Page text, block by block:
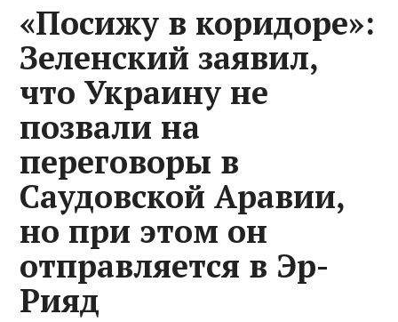
«Посижу в коридоре»:
Зеленский заявил,
что Украину не
позвали на
переговоры в
Саудовской Аравии,
но при этом он
отправляется в Эр-
Рияд